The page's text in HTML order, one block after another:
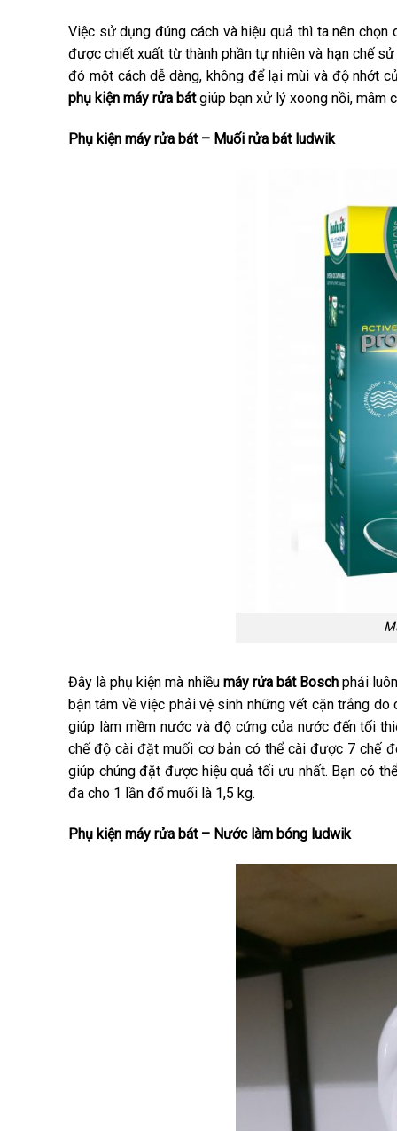
Việc sử dụng đúng cách và hiệu quả thì ta nên
được chiết xuất từ thành phần tự nhiên và hạn chế
đó một cách dễ dàng, không để lại mùi và độ nhớt
phụ kiện máy rửa bátgiúp bạn xử lý xoong nồi, mâm
Phụ kiện máy rửa bát – Muối rửa bát ludwik
Đây là phụ kiện mà nhiều máy rửa bát Boschphải
bận tâm về việc phải vệ sinh những vết cặn trắng
giúp làm mềm nước và độ cứng của nước đến tối
chế độ cài đặt muối cơ bản có thể cài được 7 chế
giúp chúng đặt được hiệu quả tối ưu nhất. Bạn có
đa cho 1 lần đổ muối là 1,5 kg.
Phụ kiện máy rửa bát – Nước làm bóng ludwik